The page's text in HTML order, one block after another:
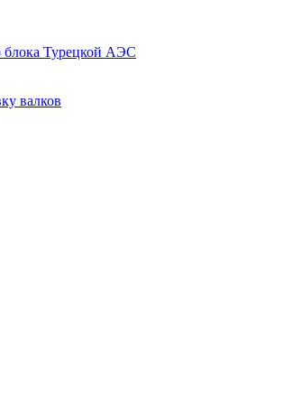
блока Турецкой АЭС
валков